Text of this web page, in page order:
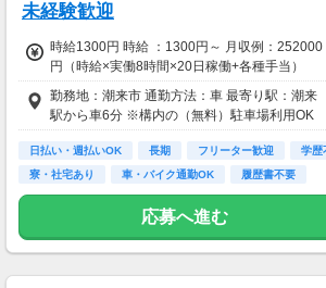
未経験歓迎
時給1300円 時給 ：1300円～ 月収例：252000
円（時給×実働8時間×20日稼働+各種手当）
勤務地：潮来市 通勤方法：車 最寄り駅：潮来
駅から車6分 ※構内の（無料）駐車場利用OK
日払い・週払いOK 長期 フリーター歓迎 学歴
寮・社宅あり
車・バイク通勤OK 履歴書不要
応募へ進む